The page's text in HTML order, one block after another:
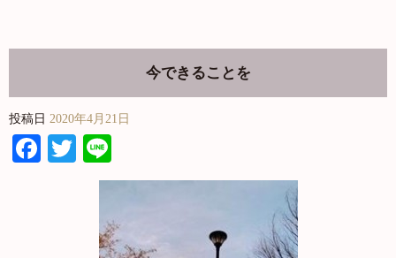
今できることを
投稿日 2020年4月21日
Facebook
Twitter